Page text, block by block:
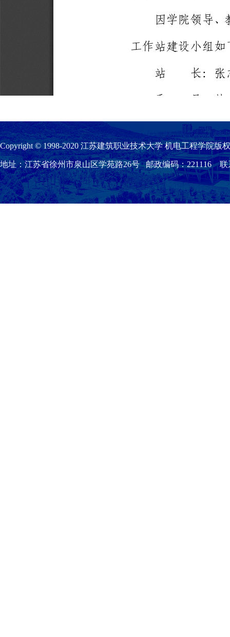
Copyright © 1998-2020 江苏建筑职业技术大学 机电工程学院版
地址：江苏省徐州市泉山区学苑路26号 邮政编码：221116 联